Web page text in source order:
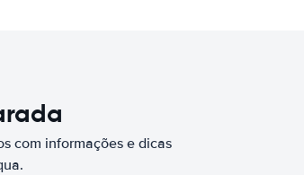
com informações e dicas